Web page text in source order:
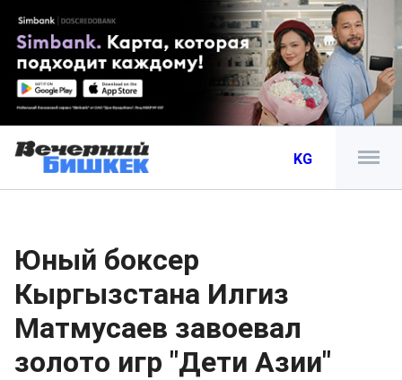
KG
Юный боксер
Кыргызстана Илгиз
Матмусаев завоевал
золото игр "Дети Азии"